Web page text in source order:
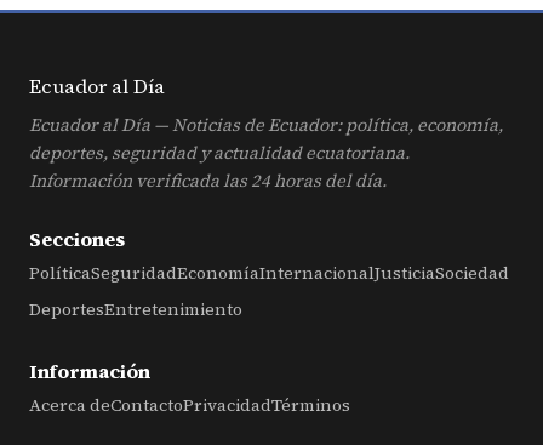
Ecuador alDía
Ecuador al Día — Noticias de Ecuador: política, economía,
deportes, seguridad y actualidad ecuatoriana.
Información verificada las 24 horas del día.
Secciones
PolíticaSeguridadEconomíaInternacionalJusticiaSociedad
DeportesEntretenimiento
Información
Acerca deContactoPrivacidadTérminos